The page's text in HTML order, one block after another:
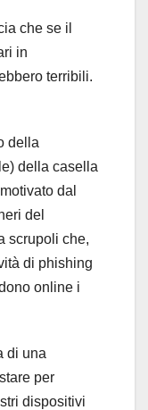
che se il
in
terribili.
della
della casella
dal
del
scrupoli che,
di phishing
online i
di una
per
dispositivi